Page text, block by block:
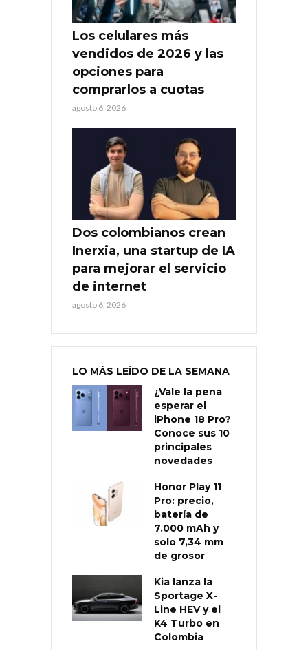
Los celulares más
vendidos de 2026 y las
opciones para
comprarlos a cuotas
agosto 6, 2026
Dos colombianos crean
Inerxia, una startup de IA
para mejorar el servicio
de internet
agosto 6, 2026
LO MÁS LEÍDO DE LA SEMANA
¿Vale la pena
esperar el
iPhone 18 Pro?
Conoce sus 10
principales
novedades
Honor Play 11
Pro: precio,
batería de
7.000 mAh y
solo 7,34 mm
de grosor
Kia lanza la
Sportage X-
Line HEV y el
K4 Turbo en
Colombia